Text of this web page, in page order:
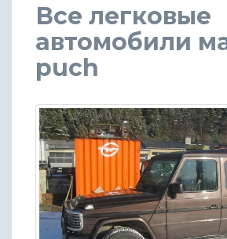
Все легковые
автомобили
puch